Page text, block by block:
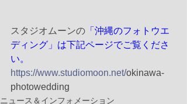
スタジオムーンの 「沖縄のフォトウエ
ディング」は下記ページでご覧くださ
い。
https://www.studiomoon.net/okinawa-
photowedding
ニュース＆インフォメーション